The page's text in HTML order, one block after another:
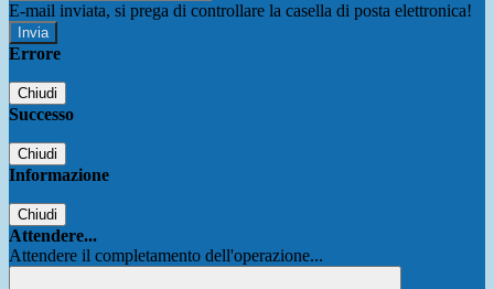
E-mail inviata, si prega di controllare la casella di posta elettronica!
Errore
Chiudi
Successo
Chiudi
Informazione
Chiudi
Attendere...
Attendere il completamento dell'operazione...